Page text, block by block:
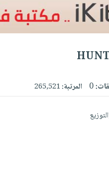
0 المرتبة:265,521